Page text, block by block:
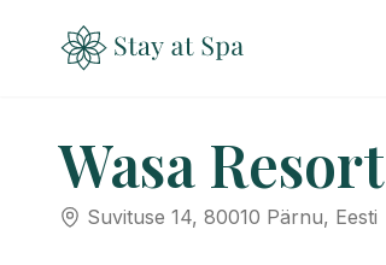
Wasa Resort
Suvituse 14, 80010 Pärnu, Eesti